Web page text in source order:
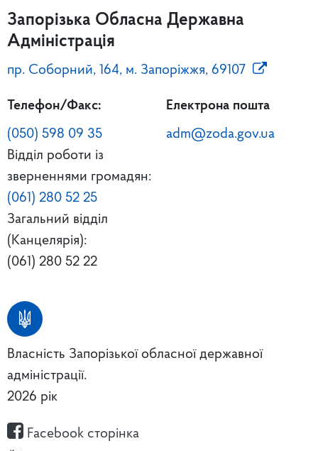
Запорізька Обласна Державна
Адміністрація
пр. Соборний, 164, м. Запоріжжя, 69107
Телефон/Факс:
(050) 598 09 35
Відділ роботи із
зверненнями громадян:
(061) 280 52 25
Загальний відділ
(Канцелярія):
(061) 280 52 22
Електрона пошта
adm@zoda.gov.ua
Власність Запорізької обласної державної
адміністрації.
2026 рік
Facebook сторінка